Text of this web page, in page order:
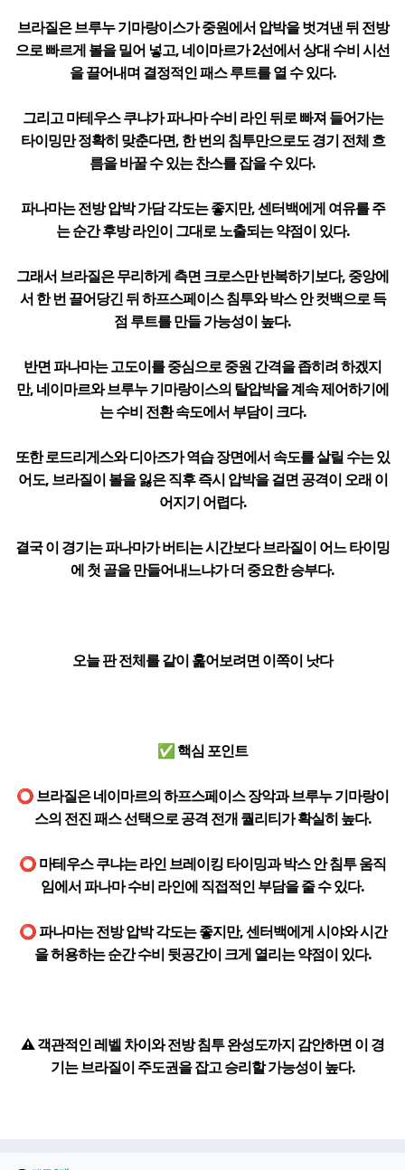
브라질은 브루누 기마랑이스가 중원에서 압박을 벗겨낸 뒤 전방
으로 빠르게 볼을 밀어 넣고, 네이마르가 2선에서 상대 수비 시선
을 끌어내며 결정적인 패스 루트를 열 수 있다.
그리고 마테우스 쿠냐가 파나마 수비 라인 뒤로 빠져 들어가는
타이밍만 정확히 맞춘다면, 한 번의 침투만으로도 경기 전체 흐
름을 바꿀 수 있는 찬스를 잡을 수 있다.
파나마는 전방 압박 가담 각도는 좋지만, 센터백에게 여유를 주
는 순간 후방 라인이 그대로 노출되는 약점이 있다.
그래서 브라질은 무리하게 측면 크로스만 반복하기보다, 중앙에
서 한 번 끌어당긴 뒤 하프스페이스 침투와 박스 안 컷백으로 득
점 루트를 만들 가능성이 높다.
반면 파나마는 고도이를 중심으로 중원 간격을 좁히려 하겠지
만, 네이마르와 브루누 기마랑이스의 탈압박을 계속 제어하기에
는 수비 전환 속도에서 부담이 크다.
또한 로드리게스와 디아즈가 역습 장면에서 속도를 살릴 수는 있
어도, 브라질이 볼을 잃은 직후 즉시 압박을 걸면 공격이 오래 이
어지기 어렵다.
결국 이 경기는 파나마가 버티는 시간보다 브라질이 어느 타이밍
에 첫 골을 만들어내느냐가 더 중요한 승부다.
오늘 판 전체를 같이 훑어보려면 이쪽이 낫다
✅ 핵심 포인트
⭕ 브라질은 네이마르의 하프스페이스 장악과 브루누 기마랑이
스의 전진 패스 선택으로 공격 전개 퀄리티가 확실히 높다.
⭕ 마테우스 쿠냐는 라인 브레이킹 타이밍과 박스 안 침투 움직
임에서 파나마 수비 라인에 직접적인 부담을 줄 수 있다.
⭕ 파나마는 전방 압박 각도는 좋지만, 센터백에게 시야와 시간
을 허용하는 순간 수비 뒷공간이 크게 열리는 약점이 있다.
⚠️ 객관적인 레벨 차이와 전방 침투 완성도까지 감안하면 이 경
기는 브라질이 주도권을 잡고 승리할 가능성이 높다.